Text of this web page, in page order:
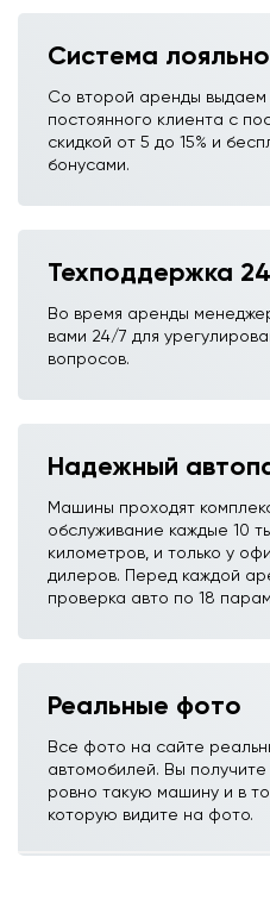
Система
Со второй аренды выдаем
постоянного клиента с
скидкой от 5 до 15% и
бонусами.
Техподдержка
Во время аренды
вами 24/7 для
вопросов.
Надежный
Машины проходят
обслуживание каждые 10
километров, и только у
дилеров. Перед каждой
проверка авто по 18
Реальные фото
Все фото на сайте
автомобилей. Вы получите
ровно такую машину и в
которую видите на фото.